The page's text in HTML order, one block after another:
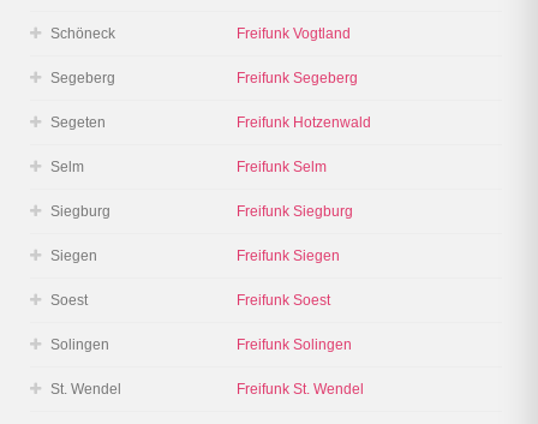
Schöneck Freifunk Vogtland
Segeberg Freifunk Segeberg
Segeten Freifunk Hotzenwald
Selm Freifunk Selm
Siegburg Freifunk Siegburg
Siegen Freifunk Siegen
Soest Freifunk Soest
Solingen Freifunk Solingen
St. Wendel Freifunk St. Wendel